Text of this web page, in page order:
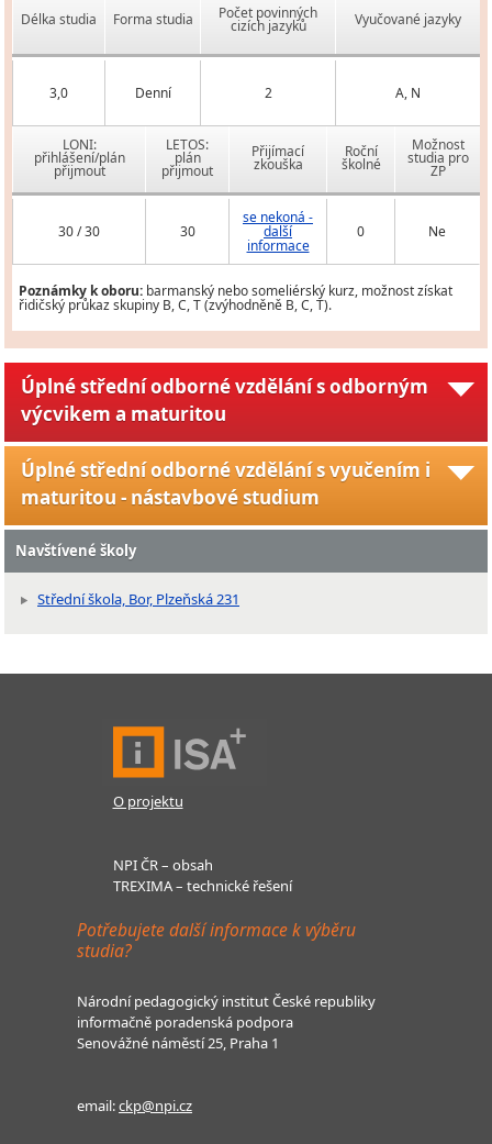
Délka studia Forma studia Počet povinných
cizích jazyků Vyučované jazyky
3,0 Denní 2 A, N
LONI:
přihlášení/plán
přijmout
LETOS:
plán
přijmout
Přijímací
zkouška
Roční
školné
Možnost
studia pro
ZP
30 / 30 30
se nekoná -
další
informace
0 Ne
Poznámky k oboru: barmanský nebo someliérský kurz, možnost získat
řidičský průkaz skupiny B, C, T (zvýhodněně B, C, T).
Úplné střední odborné vzdělání s odborným
výcvikem a maturitou
Úplné střední odborné vzdělání s vyučením i
maturitou - nástavbové studium
Navštívené školy
Střední škola, Bor, Plzeňská 231
O projektu
NPI ČR – obsah
TREXIMA – technické řešení
Potřebujete další informace k výběru
studia?
Národní pedagogický institut České republiky
informačně poradenská podpora
Senovážné náměstí 25, Praha 1
email:ckp@npi.cz